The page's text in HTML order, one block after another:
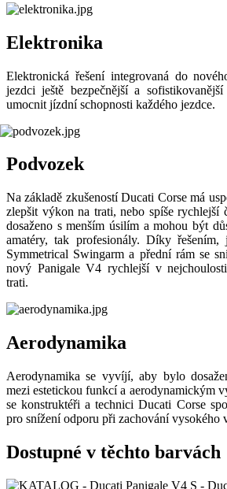
Elektronika
Elektronická řešení integrovaná do
jezdci ještě bezpečnější a
umocnit jízdní schopnosti každého jezdce.
Podvozek
Na základě zkušeností Ducati Corse má
zlepšit výkon na trati, nebo spíše rychlejší
dosaženo s menším úsilím a mohou být
amatéry, tak profesionály. Díky
Symmetrical Swingarm a přední rám se
nový Panigale V4 rychlejší v
trati.
Aerodynamika
Aerodynamika se vyvíjí, aby bylo
mezi estetickou funkcí a aerodynamickým
se konstruktéři a technici Ducati Corse
pro snížení odporu při zachování vysokého
Dostupné v těchto barvách